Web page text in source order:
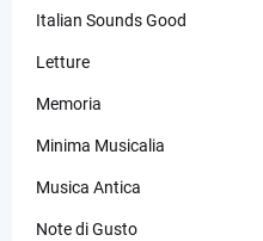
Italian Sounds Good
Letture
Memoria
Minima Musicalia
Musica Antica
Note di Gusto